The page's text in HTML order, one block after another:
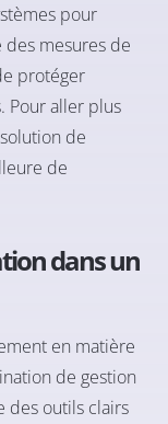
pour
mesures de
protéger
Pour aller plus
de
de
dans un
en matière
de gestion
des outils clairs